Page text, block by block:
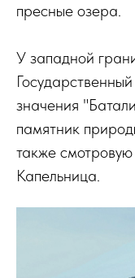
пресные озера.
У западной
значения
памятник
также
Капельница.